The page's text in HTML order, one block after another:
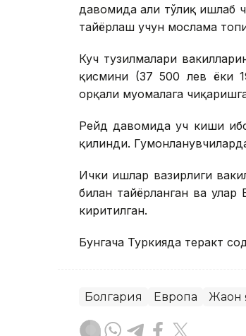
давомида ҳали тўлиқ ишлаб
тайёрлаш учун мослама
Куч тузилмалари
қисмини (37 500 лев ёки
орқали муомалага
Рейд давомида уч киши
қилинди.
Ички ишлар вазирлиги
билан тайёрланган ва
киритилган.
Бунгача Туркияда теракт
Болгария Европа